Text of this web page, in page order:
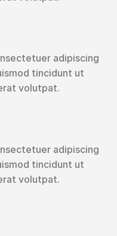
adipiscing
tincidunt ut
volutpat.
adipiscing
tincidunt ut
volutpat.